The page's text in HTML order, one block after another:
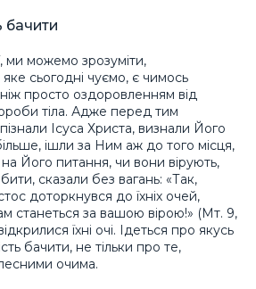
бачити
ми можемо зрозуміти,
сьогодні чуємо, є чимось
просто оздоровленням від
тіла. Адже перед тим
Ісуса Христа, визнали Його
ішли за Ним аж до того місця,
Його питання, чи вони вірують,
сказали без вагань: «Так,
доторкнувся до їхніх очей,
станеться за вашою вірою!» (Мт. 9,
їхні очі. Ідеться про якусь
бачити, не тільки про те,
очима.